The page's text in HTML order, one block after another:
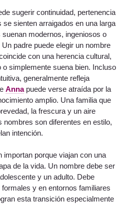
sugerir continuidad, pertenencia
sienten arraigados en una larga
modernos, ingeniosos o
padre puede elegir un nombre
con una herencia cultural,
simplemente suena bien. Incluso
generalmente refleja
Annapuede verse atraída por la
amplio. Una familia que
la frescura y un aire
nombres son diferentes en estilo,
intención.
importan porque viajan con una
de la vida. Un nombre debe ser
y un adulto. Debe
y en entornos familiares
esta transición especialmente